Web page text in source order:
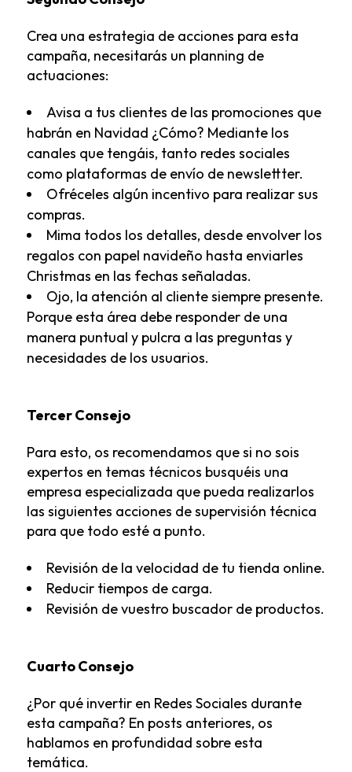
Crea una estrategia de acciones para esta
campaña, necesitarás un planning de
actuaciones:
Avisa a tus clientes de las promociones que
habrán en Navidad ¿Cómo? Mediante los
canales que tengáis, tanto redes sociales
como plataformas de envío de newslettter.
Ofréceles algún incentivo para realizar sus
compras.
Mima todos los detalles, desde envolver los
regalos con papel navideño hasta enviarles
Christmas en las fechas señaladas.
Ojo, la atención al cliente siempre presente.
Porque esta área debe responder de una
manera puntual y pulcra a las preguntas y
necesidades de los usuarios.
Tercer Consejo
Para esto, os recomendamos que si no sois
expertos en temas técnicos busquéis una
empresa especializada que pueda realizarlos
las siguientes acciones de supervisión técnica
para que todo esté a punto.
Revisión de la velocidad de tu tienda online.
Reducir tiempos de carga.
Revisión de vuestro buscador de productos.
Cuarto Consejo
¿Por qué invertir en Redes Sociales durante
esta campaña? En posts anteriores, os
hablamos en profundidad sobre esta
temática.